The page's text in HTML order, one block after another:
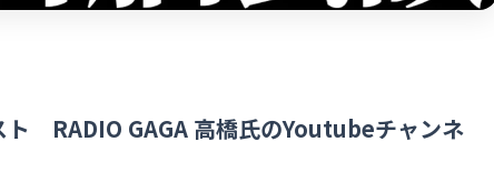
ト RADIO GAGA 高橋氏のYoutubeチャンネ